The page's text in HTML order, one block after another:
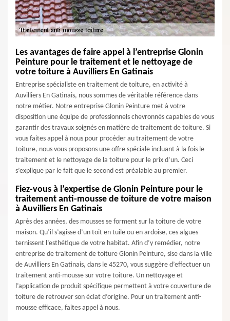
Les avantages de faire appel à l’entreprise Glonin
Peinture pour le traitement et le nettoyage de
votre toiture à Auvilliers En Gatinais
Entreprise spécialiste en traitement de toiture, en activité à
Auvilliers En Gatinais, nous sommes de véritable référence dans
notre métier. Notre entreprise Glonin Peinture met à votre
disposition une équipe de professionnels chevronnés capables de vous
garantir des travaux soignés en matière de traitement de toiture. Si
vous faites appel à nous pour procéder au traitement de votre
toiture, nous vous proposons une offre spéciale incluant à la fois le
traitement et le nettoyage de la toiture pour le prix d’un. Ceci
s’explique par le fait que le second est préalable au premier.
Fiez-vous à l’expertise de Glonin Peinture pour le
traitement anti-mousse de toiture de votre maison
à Auvilliers En Gatinais
Après des années, des mousses se forment sur la toiture de votre
maison. Qu’il s’agisse d’un toit en tuile ou en ardoise, ces algues
ternissent l’esthétique de votre habitat. Afin d’y remédier, notre
entreprise de traitement de toiture Glonin Peinture, sise dans la ville
de Auvilliers En Gatinais, dans le 45270, vous suggère d’effectuer un
traitement anti-mousse sur votre toiture. Un nettoyage et
l’application de produit spécifique permettent à votre couverture de
toiture de retrouver son éclat d’origine. Pour un traitement anti-
mousse efficace, faites appel à nous.